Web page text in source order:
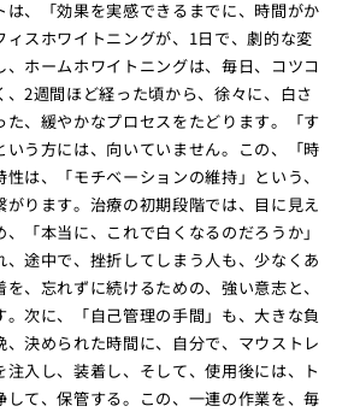
は、「効果を実感できるまでに、時間がか
ィスホワイトニングが、1日で、劇的な変
ホームホワイトニングは、毎日、コツコ
、2週間ほど経った頃から、徐々に、白さ
た、緩やかなプロセスをたどります。「す
いう方には、向いていません。この、「時
は、「モチベーションの維持」という、
ります。治療の初期段階では、目に見え
「本当に、これで白くなるのだろうか」
、途中で、挫折してしまう人も、少なくあ
、忘れずに続けるための、強い意志と、
次に、「自己管理の手間」も、大きな負
決められた時間に、自分で、マウストレ
入し、装着し、そして、使用後には、ト
して、保管する。この、一連の作業を、毎